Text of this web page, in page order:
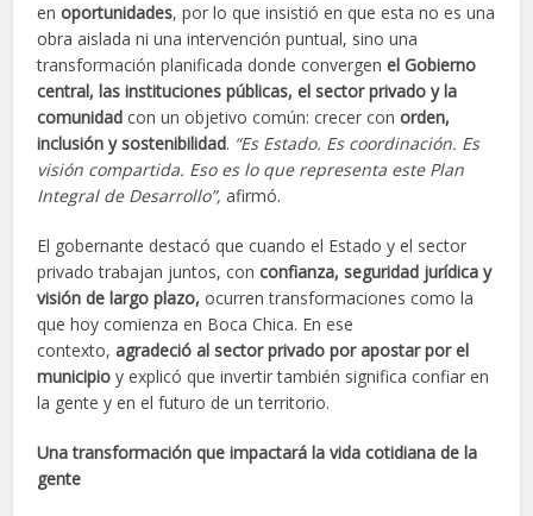
enoportunidades, por lo que insistió en que esta no es una
obra aislada ni una intervención puntual, sino una
transformación planificada donde convergenel Gobierno
central, las instituciones públicas, el sector privado y la
comunidad con un objetivo común: crecer conorden,
inclusión y sostenibilidad. “Es Estado. Es coordinación. Es
visión compartida. Eso es lo que representa este Plan
Integral de Desarrollo”, afirmó.
El gobernante destacó que cuando el Estado y el sector
privado trabajan juntos, conconfianza, seguridad jurídica y
visión de largo plazo, ocurren transformaciones como la
que hoy comienza en Boca Chica. En ese
contexto,agradeció al sector privado por apostar por el
municipio y explicó que invertir también significa confiar en
la gente y en el futuro de un territorio.
Una transformación que impactará la vida cotidiana de la
gente